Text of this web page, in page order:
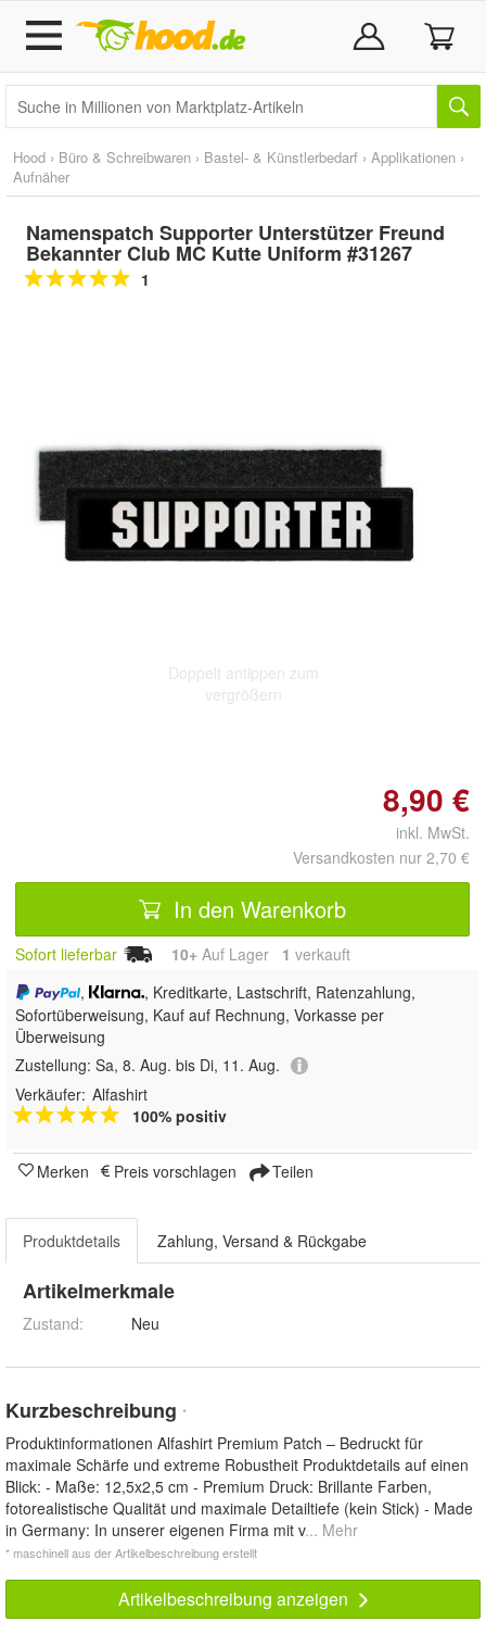
Hood › Büro & Schreibwaren › Bastel- & Künstlerbedarf › Applikationen ›
Aufnäher
Namenspatch Supporter Unterstützer Freund
Bekannter Club MC Kutte Uniform #31267
1
Doppelt antippen zum
vergrößern
8,90 €
inkl. MwSt.
Versandkosten nur 2,70 €
In den Warenkorb
Sofort lieferbar 10+ Auf Lager 1 verkauft
,
, Kreditkarte, Lastschrift, Ratenzahlung,
Sofortüberweisung, Kauf auf Rechnung, Vorkasse per
Überweisung
Zustellung: Sa, 8. Aug. bis Di, 11. Aug.
Verkäufer: Alfashirt
100% positiv
Merken Preis vorschlagen Teilen
Produktdetails Zahlung, Versand & Rückgabe
Artikelmerkmale
Zustand: Neu
Kurzbeschreibung *
Produktinformationen Alfashirt Premium Patch – Bedruckt für
maximale Schärfe und extreme Robustheit Produktdetails auf einen
Blick: - Maße: 12,5x2,5 cm - Premium Druck: Brillante Farben,
fotorealistische Qualität und maximale Detailtiefe (kein Stick) - Made
in Germany: In unserer eigenen Firma mit v... Mehr
* maschinell aus der Artikelbeschreibung erstellt
Artikelbeschreibung anzeigen